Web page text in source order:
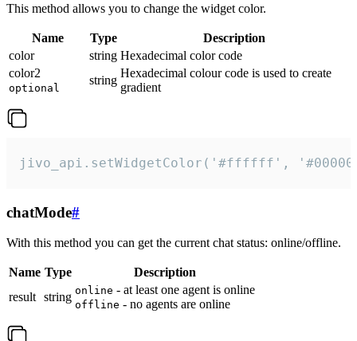
This method allows you to change the widget color.
Name Type
Description
color
string Hexadecimal color code
color2
optional
string
Hexadecimal colour code is used to create
gradient
jivo_api.setWidgetColor('#ffffff',
chatMode#
With this method you can get the current chat status: online/offline.
Name Type
Description
result string online - at least one agent is online
offline - no agents are online